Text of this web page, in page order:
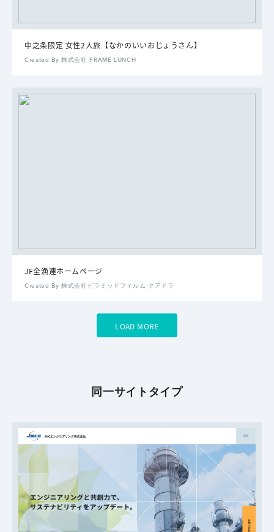
中之条限定 女性2人旅【なかのいいおじょうさん】
Created By 株式会社 FRAME LUNCH
JF全漁連ホームページ
Created By 株式会社ピラミッドフィルム クアドラ
LOAD MORE
同一サイトタイプ